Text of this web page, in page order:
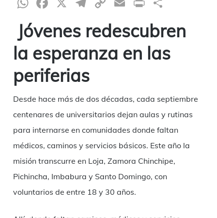
Link
Jóvenes redescubren
la esperanza en las
periferias
Desde hace más de dos décadas, cada septiembre
centenares de universitarios dejan aulas y rutinas
para internarse en comunidades donde faltan
médicos, caminos y servicios básicos. Este año la
misión transcurre en Loja, Zamora Chinchipe,
Pichincha, Imbabura y Santo Domingo, con
voluntarios de entre 18 y 30 años.